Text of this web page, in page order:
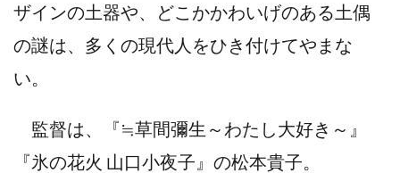
ザインの土器や、どこかかわいげのある土偶
の謎は、多くの現代人をひき付けてやまな
い。
監督は、『≒草間彌生～わたし大好き～』
『氷の花火 山口小夜子』の松本貴子。